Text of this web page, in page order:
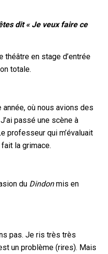
dit« Je veux faire ce
théâtre en stage d’entrée
totale.
où nous avions des
passé une scène à
professeur qui m’évaluait
la grimace.
du Dindonmis en
pas. Je ris très très
un problème (rires). Mais